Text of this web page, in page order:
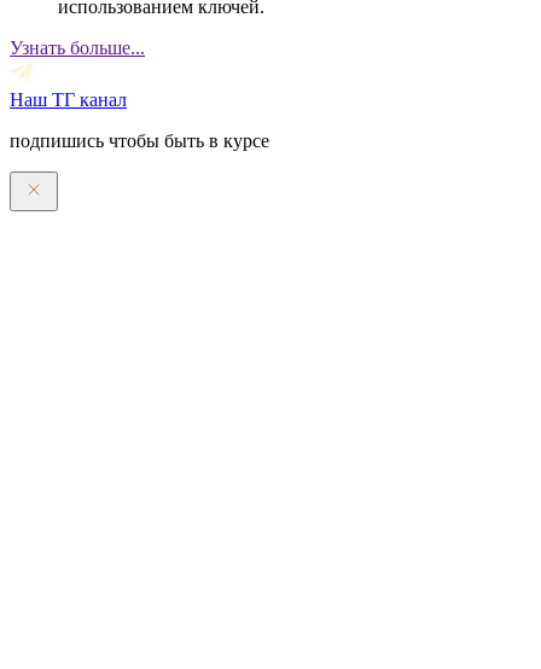
использованием ключей.
Узнать больше...
Наш ТГ канал
подпишись чтобы быть в курсе